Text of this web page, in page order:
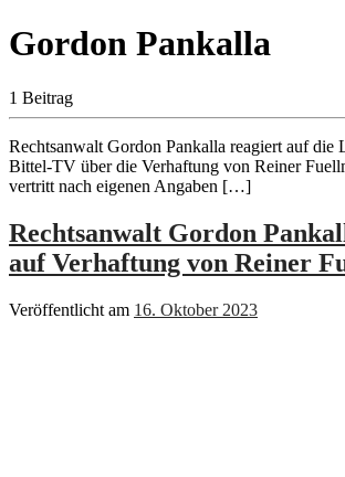
Gordon Pankalla
1 Beitrag
Rechtsanwalt Gordon Pankalla reagiert auf die
Bittel-TV über die Verhaftung von Reiner
vertritt nach eigenen Angaben […]
Rechtsanwalt Gordon
auf Verhaftung von Reiner
Veröffentlicht am 16. Oktober 2023